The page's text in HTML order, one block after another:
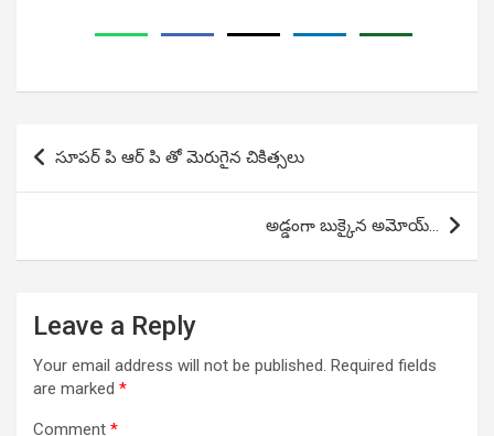
Post
navigation
సూపర్ పి ఆర్ పి తో మెరుగైన చికిత్సలు
అడ్డంగా బుక్కైన అమోయ్…
Leave a Reply
Your email address will not be published. Required fields
are marked *
Comment *